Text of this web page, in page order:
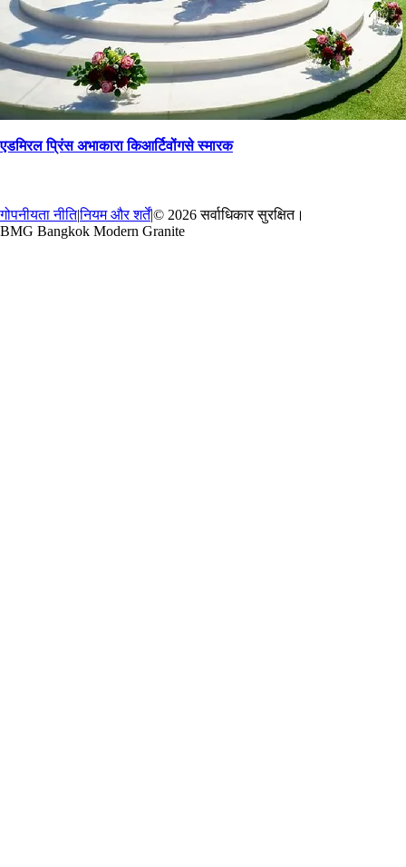
एडमिरल प्रिंस अभाकारा किआर्टिवोंगसे स्मारक
गोपनीयता नीति|नियम और शर्तें|© 2026 सर्वाधिकार सुरक्षित।
BMG Bangkok Modern Granite